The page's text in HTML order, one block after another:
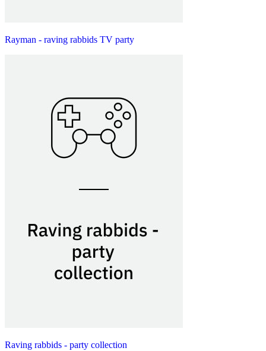
Rayman - raving rabbids TV party
Raving rabbids - party collection